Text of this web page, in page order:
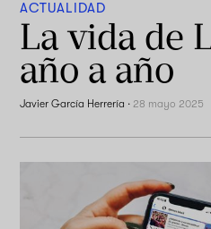
ACTUALIDAD
La vida de
año a año
Javier García Herrería ·28 mayo 2025